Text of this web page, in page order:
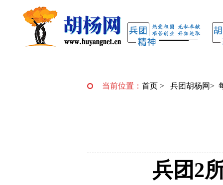
当前位置： 首页 > 兵团胡杨网>
兵团2